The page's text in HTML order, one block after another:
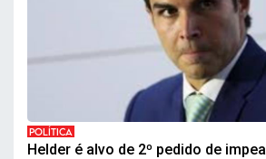
POLÍTICA
Helder é alvo de 2º pedido de